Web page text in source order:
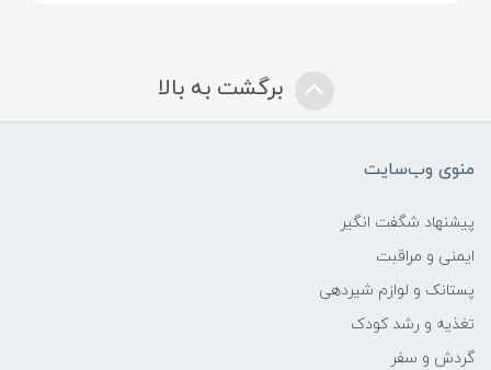
برگشت به بالا
منوی وب‌سایت
پیشنهاد شگفت انگیر
ایمنی و مراقبت
پستانک و لوازم شیردهی
تغذیه و رشد کودک
گردش و سفر